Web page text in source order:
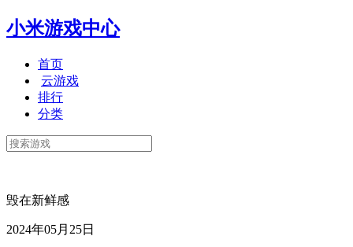
小米游戏中心
首页
云游戏
排行
分类
毁在新鲜感
2024年05月25日